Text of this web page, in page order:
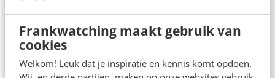
Frankwatching maakt gebruik van
cookies
Welkom! Leuk dat je inspiratie en kennis komt opdoen.
Frankwatching
Adverteren